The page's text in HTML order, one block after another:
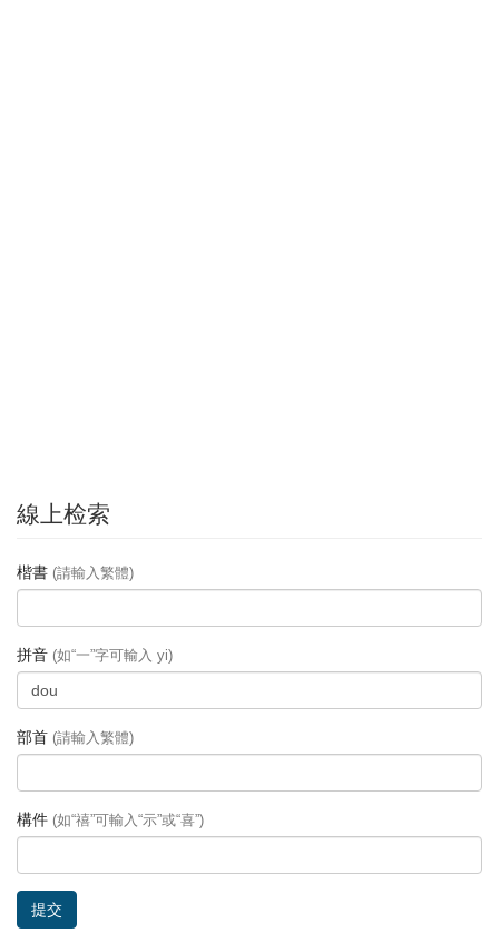
線上检索
楷書 (請輸入繁體)
拼音 (如“一”字可輸入 yi)
部首 (請輸入繁體)
構件 (如“禧”可輸入“示”或“喜”)
提交